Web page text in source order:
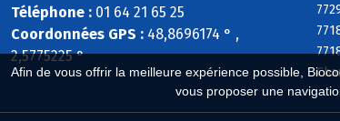
Afin de vous offrir la meilleure expérience possible,
vous proposer une
Téléphone : 01 64 21 65 25
Coordonnées GPS : 48,8696174 ° ,
2,5775225 °